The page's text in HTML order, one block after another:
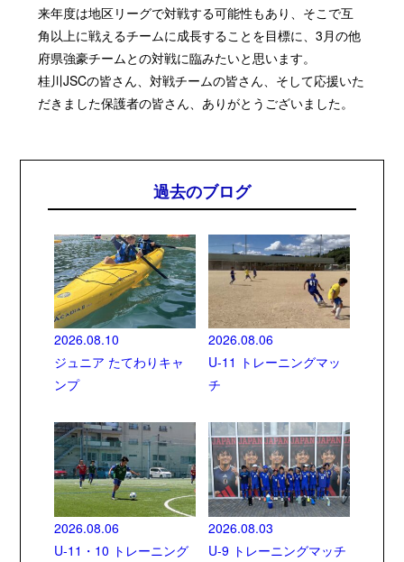
来年度は地区リーグで対戦する可能性もあり、そこで互
角以上に戦えるチームに成長することを目標に、3月の他
府県強豪チームとの対戦に臨みたいと思います。
桂川JSCの皆さん、対戦チームの皆さん、そして応援いた
だきました保護者の皆さん、ありがとうございました。
過去のブログ
2026.08.10
ジュニア たてわりキャ
ンプ
2026.08.06
U-11 トレーニングマッ
チ
2026.08.06
U-11・10 トレーニング
2026.08.03
U-9 トレーニングマッチ